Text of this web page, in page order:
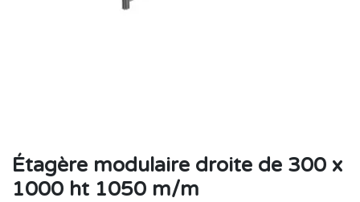
Étagère modulaire droite de 300 x
1000 ht 1050 m/m